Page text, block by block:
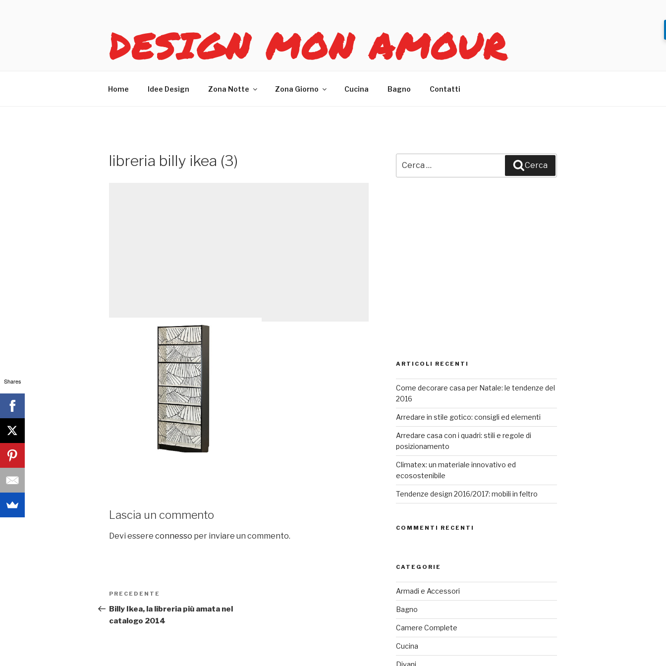
DESIGN MON AMOUR
Home Idee Design Zona Notte Zona Giorno Cucina Bagno Contatti
libreria billy ikea (3)
Lascia un commento
Devi essere connesso per inviare un commento.
Navigazione
articoli
Articolo
precedente:
PRECEDENTE
Billy Ikea, la libreria più amata nel
catalogo 2014
Cerca
ARTICOLI RECENTI
Come decorare casa per Natale: le tendenze del
2016
Arredare in stile gotico: consigli ed elementi
Arredare casa con i quadri: stili e regole di
posizionamento
Climatex: un materiale innovativo ed
ecosostenibile
Tendenze design 2016/2017: mobili in feltro
COMMENTI RECENTI
CATEGORIE
Armadi e Accessori
Bagno
Camere Complete
Cucina
Shares